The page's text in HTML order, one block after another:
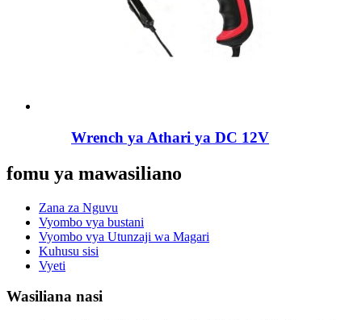
Wrench ya Athari ya DC 12V
fomu ya mawasiliano
Zana za Nguvu
Vyombo vya bustani
Vyombo vya Utunzaji wa Magari
Kuhusu sisi
Vyeti
Wasiliana nasi